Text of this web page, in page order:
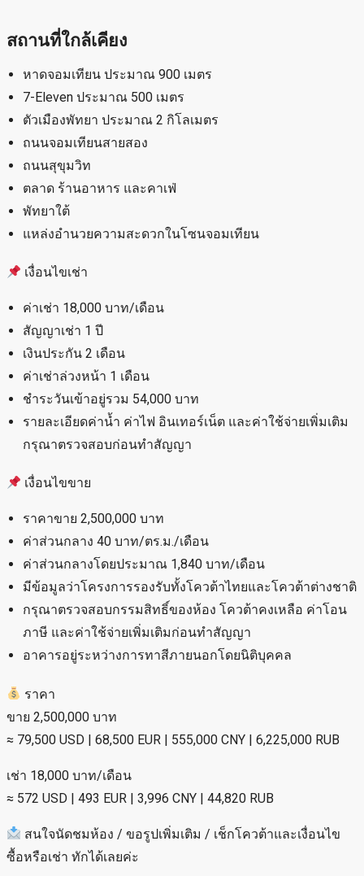
สถานที่ใกล้เคียง
หาดจอมเทียน ประมาณ 900 เมตร
7-Eleven ประมาณ 500 เมตร
ตัวเมืองพัทยา ประมาณ 2 กิโลเมตร
ถนนจอมเทียนสายสอง
ถนนสุขุมวิท
ตลาด ร้านอาหาร และคาเฟ่
พัทยาใต้
แหล่งอำนวยความสะดวกในโซนจอมเทียน
เงื่อนไขเช่า
ค่าเช่า 18,000 บาท/เดือน
สัญญาเช่า 1 ปี
เงินประกัน 2 เดือน
ค่าเช่าล่วงหน้า 1 เดือน
ชำระวันเข้าอยู่รวม 54,000 บาท
รายละเอียดค่าน้ำ ค่าไฟ อินเทอร์เน็ต และค่าใช้จ่ายเพิ่มเติม
กรุณาตรวจสอบก่อนทำสัญญา
เงื่อนไขขาย
ราคาขาย 2,500,000 บาท
ค่าส่วนกลาง 40 บาท/ตร.ม./เดือน
ค่าส่วนกลางโดยประมาณ 1,840 บาท/เดือน
มีข้อมูลว่าโครงการรองรับทั้งโควต้าไทยและโควต้าต่างชาติ
กรุณาตรวจสอบกรรมสิทธิ์ของห้อง โควต้าคงเหลือ ค่าโอน
ภาษี และค่าใช้จ่ายเพิ่มเติมก่อนทำสัญญา
อาคารอยู่ระหว่างการทาสีภายนอกโดยนิติบุคคล
ราคา
ขาย 2,500,000 บาท
≈ 79,500 USD | 68,500 EUR | 555,000 CNY | 6,225,000 RUB
เช่า 18,000 บาท/เดือน
≈ 572 USD | 493 EUR | 3,996 CNY | 44,820 RUB
สนใจนัดชมห้อง / ขอรูปเพิ่มเติม / เช็กโควต้าและเงื่อนไข
ซื้อหรือเช่า ทักได้เลยค่ะ